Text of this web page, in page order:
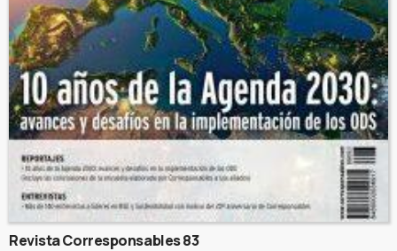
Revista Corresponsables 83